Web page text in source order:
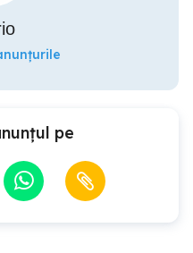
pe